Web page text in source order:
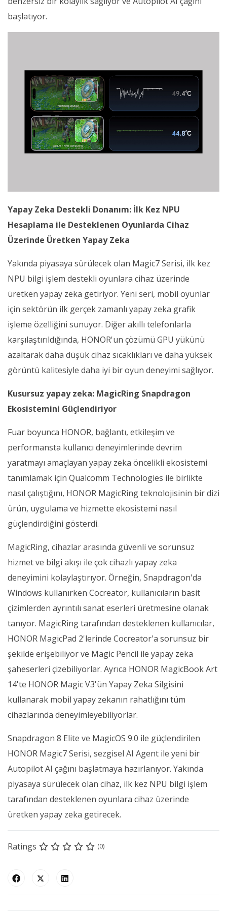
başlatıyor.
Yapay Zeka Destekli Donanım: İlk Kez NPU
Hesaplama ile Desteklenen Oyunlarda Cihaz
Üzerinde Üretken Yapay Zeka
Yakında piyasaya sürülecek olan Magic7 Serisi, ilk kez
NPU bilgi işlem destekli oyunlara cihaz üzerinde
üretken yapay zeka getiriyor. Yeni seri, mobil oyunlar
için sektörün ilk gerçek zamanlı yapay zeka grafik
işleme özelliğini sunuyor. Diğer akıllı telefonlarla
karşılaştırıldığında, HONOR'un çözümü GPU yükünü
azaltarak daha düşük cihaz sıcaklıkları ve daha yüksek
görüntü kalitesiyle daha iyi bir oyun deneyimi sağlıyor.
Kusursuz yapay zeka: MagicRing Snapdragon
Ekosistemini Güçlendiriyor
Fuar boyunca HONOR, bağlantı, etkileşim ve
performansta kullanıcı deneyimlerinde devrim
yaratmayı amaçlayan yapay zeka öncelikli ekosistemi
tanımlamak için Qualcomm Technologies ile birlikte
nasıl çalıştığını, HONOR MagicRing teknolojisinin bir dizi
ürün, uygulama ve hizmette ekosistemi nasıl
güçlendirdiğini gösterdi.
MagicRing, cihazlar arasında güvenli ve sorunsuz
hizmet ve bilgi akışı ile çok cihazlı yapay zeka
deneyimini kolaylaştırıyor. Örneğin, Snapdragon'da
Windows kullanırken Cocreator, kullanıcıların basit
çizimlerden ayrıntılı sanat eserleri üretmesine olanak
tanıyor. MagicRing tarafından desteklenen kullanıcılar,
HONOR MagicPad 2'lerinde Cocreator'a sorunsuz bir
şekilde erişebiliyor ve Magic Pencil ile yapay zeka
şaheserleri çizebiliyorlar. Ayrıca HONOR MagicBook Art
14'te HONOR Magic V3'ün Yapay Zeka Silgisini
kullanarak mobil yapay zekanın rahatlığını tüm
cihazlarında deneyimleyebiliyorlar.
Snapdragon 8 Elite ve MagicOS 9.0 ile güçlendirilen
HONOR Magic7 Serisi, sezgisel AI Agent ile yeni bir
Autopilot AI çağını başlatmaya hazırlanıyor. Yakında
piyasaya sürülecek olan cihaz, ilk kez NPU bilgi işlem
tarafından desteklenen oyunlara cihaz üzerinde
üretken yapay zeka getirecek.
Ratings (0)